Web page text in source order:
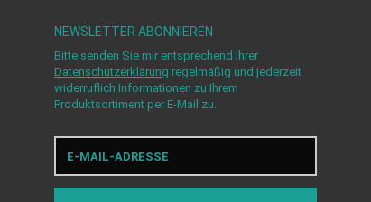
NEWSLETTER ABONNIEREN
Bitte senden Sie mir entsprechend Ihrer
Datenschutzerklärung regelmäßig und jederzeit
widerruflich Informationen zu Ihrem
Produktsortiment per E-Mail zu.
E-
Mail-